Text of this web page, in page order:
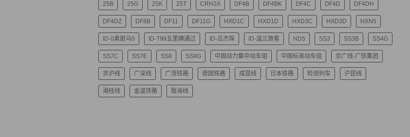
25B 25G 25K 25T CRH2A DF4B DF4BK DF4C DF4D DF4DH
DF4DZ DF8B DF11 DF11G HXD1C HXD1D HXD3C HXD3D HXN5
ID-0奥斑马0 ID-T99五里蹲通过 ID-吕杰琛 ID-温兰旅客 ND5 SS3 SS3B SS4G
SS7C SS7E SS8 SS9G 中国动力集中动车组 中国标准动车组 京广线-广铁集团
京沪线 广深线 广茂铁路 德国铁路 成昆线 日本铁路 检测列车 沪昆线
湘桂线 金温铁路 陇海线